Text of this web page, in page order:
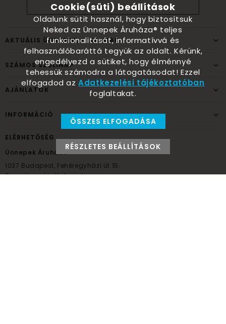
AKTUÁLIS ÜNNEPEK, ALKALMAK
SZÁMOS SZÜLINAP
AJÁNLATOK
INFORMÁCIÓ
ELÉRHETŐSÉG
Ünnepek Áruháza
1037 Budapest, Fehéregyházi út 15.
Személyes átvételi pont
Cookie(süti) beállítások
Oldalunk sütit használ, hogy biztosítsuk
Neked az Ünnepek Áruháza® teljes
funkcionalitását, informatívvá és
felhasználóbaráttá tegyük az oldalt. Kérünk,
engedélyezd a sütiket, hogy élménnyé
tehessük számodra a látogatásodat! Ezzel
elfogadod azAdatkezelési tájékoztatóban
foglaltakat.
ÖSSZES ELFOGADÁSA
RÉSZLETES BEÁLLÍTÁSOK